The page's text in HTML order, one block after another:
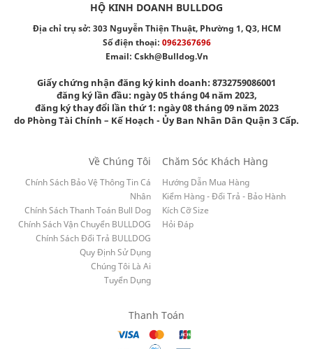
HỘ KINH DOANH BULLDOG
Địa chỉ trụ sở: 303 Nguyễn Thiện Thuật, Phường 1, Q3, HCM
Số điện thoại: 0962367696
Email: Cskh@bulldog.vn
Giấy chứng nhận đăng ký kinh doanh: 8732759086001
đăng ký lần đầu: ngày 05 tháng 04 năm 2023,
đăng ký thay đổi lần thứ 1: ngày 08 tháng 09 năm 2023
do Phòng Tài Chính – Kế Hoạch - Ủy Ban Nhân Dân Quận 3 Cấp.
Về Chúng Tôi
Chính Sách Bảo Vệ Thông Tin Cá
Nhân
Chính Sách Thanh Toán Bull Dog
Chính Sách Vận Chuyển BULLDOG
Chính Sách Đổi Trả BULLDOG
Quy Định Sử Dụng
Chúng Tôi Là Ai
Tuyển Dụng
Chăm Sóc Khách Hàng
Hướng Dẫn Mua Hàng
Kiểm Hàng - Đổi Trả - Bảo Hành
Kích Cỡ Size
Hỏi Đáp
Thanh Toán